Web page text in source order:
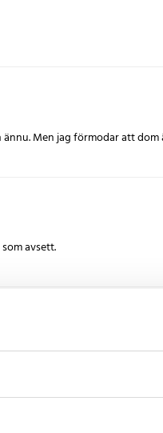
Men jag förmodar att dom
avsett.